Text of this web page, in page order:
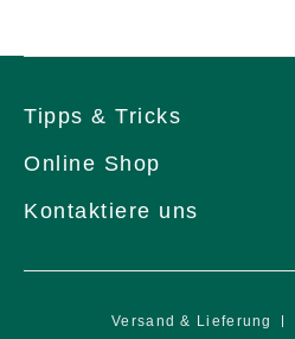
Tipps & Tricks
Online Shop
Kontaktiere uns
Versand & Lieferung